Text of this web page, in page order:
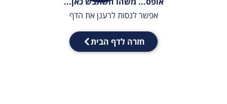
אפשר לנסות לרענן את הדף
חזרה לדף הבית